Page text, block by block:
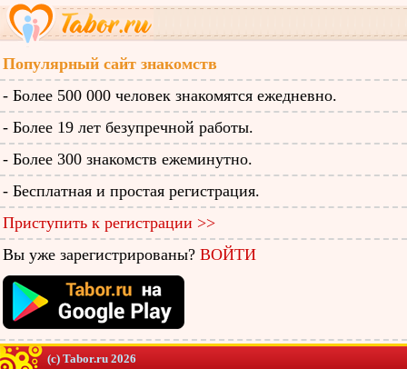
Популярный сайт знакомств
- Более 500 000 человек знакомятся ежедневно.
- Более 19 лет безупречной работы.
- Более 300 знакомств ежеминутно.
- Бесплатная и простая регистрация.
Приступить к регистрации >>
Вы уже зарегистрированы? ВОЙТИ
(c) Tabor.ru 2026